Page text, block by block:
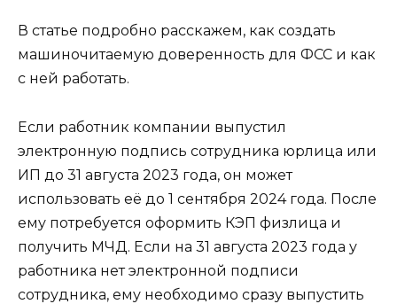
В статье подробно расскажем, как создать
машиночитаемую доверенность для ФСС и как
с ней работать.
Если работник компании выпустил
электронную подпись сотрудника юрлица или
ИП до 31 августа 2023 года, он может
использовать её до 1 сентября 2024 года. После
ему потребуется оформить КЭП физлица и
получить МЧД. Если на 31 августа 2023 года у
работника нет электронной подписи
сотрудника, ему необходимо сразу выпустить